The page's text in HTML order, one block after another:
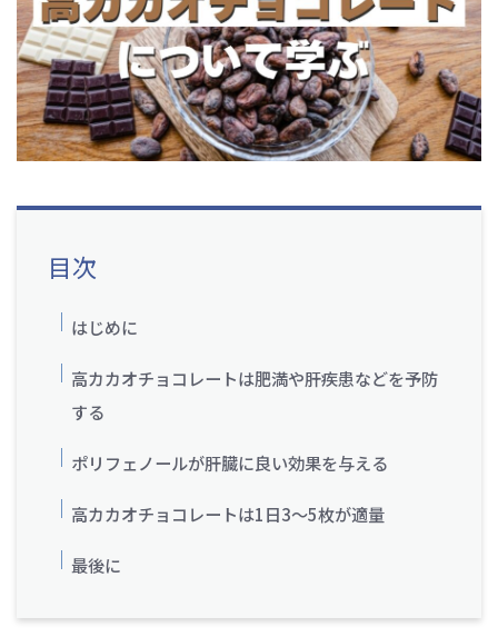
目次
はじめに
高カカオチョコレートは肥満や肝疾患などを予防
する
ポリフェノールが肝臓に良い効果を与える
高カカオチョコレートは1日3～5枚が適量
最後に